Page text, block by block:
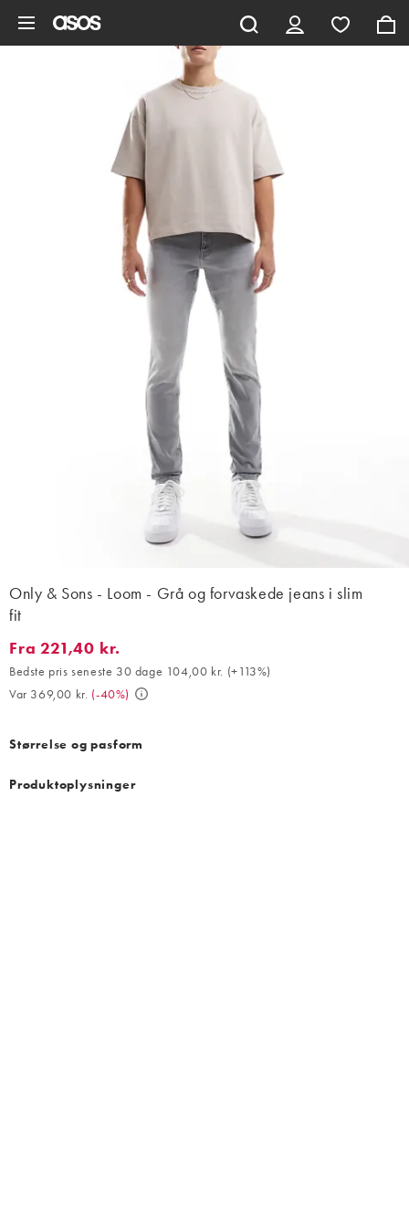
Only & Sons - Loom - Grå og forvaskede jeans i slim
fit
Fra 221,40 kr.. Bedste pris seneste 30 dage 104,00 kr.
Fra 221,40 kr.
Bedste pris seneste 30 dage 104,00 kr. (+113%)
Var 369,00 kr. (-40%)
Størrelse og pasform
Produktoplysninger